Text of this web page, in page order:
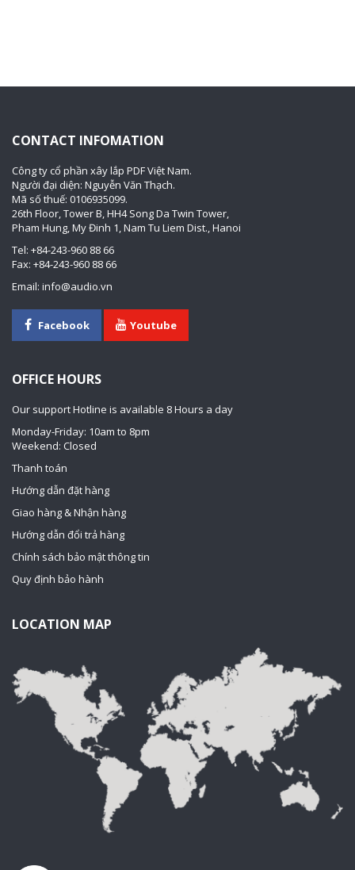
CONTACT INFOMATION
Công ty cổ phần xây lắp PDF Việt Nam.
Người đại diện: Nguyễn Văn Thạch.
Mã số thuế: 0106935099.
26th Floor, Tower B, HH4 Song Da Twin Tower,
Pham Hung, My Đinh 1, Nam Tu Liem Dist., Hanoi
Tel: +84-243-960 88 66
Fax: +84-243-960 88 66
Email: info@audio.vn
Facebook Youtube
OFFICE HOURS
Our support Hotline is available 8 Hours a day
Monday-Friday: 10am to 8pm
Weekend: Closed
Thanh toán
Hướng dẫn đặt hàng
Giao hàng & Nhận hàng
Hướng dẫn đổi trả hàng
Chính sách bảo mật thông tin
Quy định bảo hành
LOCATION MAP